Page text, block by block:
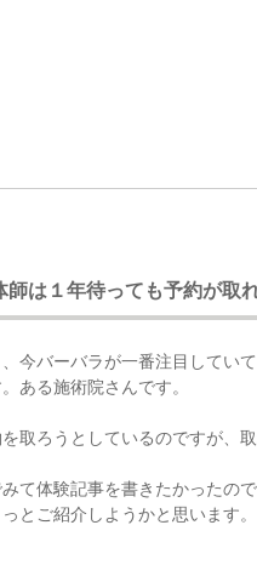
師は１年待っても予約が取
今バーバラが一番注目してい
ある施術院さんです。
取ろうとしているのですが、取
て体験記事を書きたかったの
とご紹介しようかと思います。